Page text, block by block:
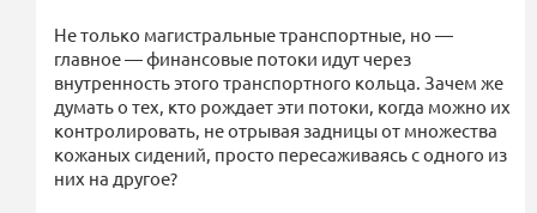
Не только магистральные транспортные, но —
главное — финансовые потоки идут через
внутренность этого транспортного кольца. Зачем же
думать о тех, кто рождает эти потоки, когда можно их
контролировать, не отрывая задницы от множества
кожаных сидений, просто пересаживаясь с одного из
них на другое?